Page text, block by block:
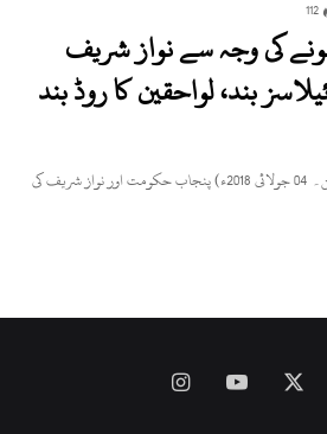
112
کی وجہ سے نواز شریف
بند، لواحقین کا روڈ بند
سوات (زما سوات ڈاٹ کام ، تازہ ترین۔ 04 جولائی 2018ء) پنجاب حکومت اور نواز شریف کی
Facebook
YouTube